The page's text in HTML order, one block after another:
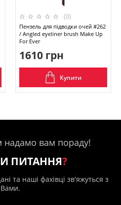
(0)
Пензель для підводки очей #262
/ Angled eyeliner brush Make Up
For Ever
1610 грн
Купити
надамо вам пораду!
ПИТАННЯ?
та наші фахівці зв'яжуться з
Вами.